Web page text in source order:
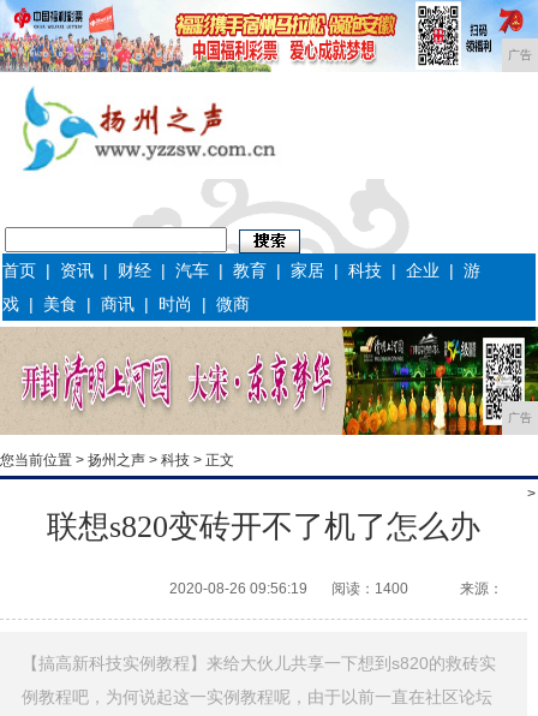
广告
首页 | 资讯 | 财经 |汽车 |教育 |家居 |科技 |企业 |游
戏 | 美食 |商讯 | 时尚 |微商
广告
您当前位置 > 扬州之声 > 科技 > 正文
>
联想s820变砖开不了机了怎么办
2020-08-26 09:56:19 阅读：1400 来源：
【搞高新科技实例教程】来给大伙儿共享一下想到s820的救砖实
例教程吧，为何说起这一实例教程呢，由于以前一直在社区论坛